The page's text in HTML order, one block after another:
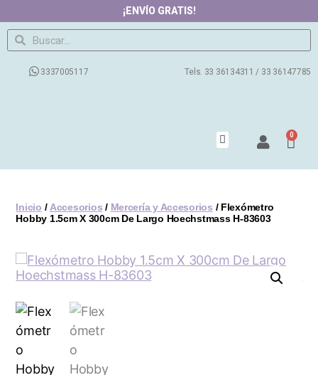
¡ENVÍO GRATIS!
3337005117 Tels. 33 36134311 / 33 36147785
0
Inicio / Accesorios / Mercería y Accesorios / Flexómetro
Hobby 1.5cm X 300cm De Largo Hoechstmass H-83603